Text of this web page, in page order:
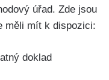
úřad. Zde jsou
měli mít k dispozici:
doklad